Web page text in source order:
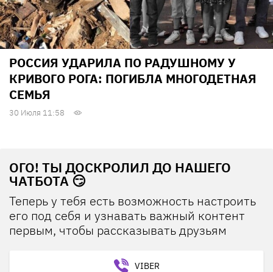
РОССИЯ УДАРИЛА ПО РАДУШНОМУ У
КРИВОГО РОГА: ПОГИБЛА МНОГОДЕТНАЯ
СЕМЬЯ
30 Июля 11:58
ОГО! ТЫ ДОСКРОЛИЛ ДО НАШЕГО
ЧАТБОТА 😏
Теперь у тебя есть возможность настроить
его под себя и узнавать важный контент
первым, чтобы рассказывать друзьям
VIBER